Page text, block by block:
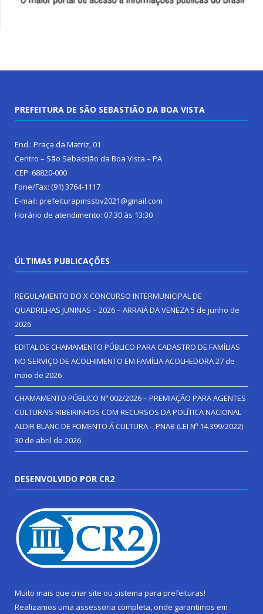
PREFEITURA DE SÃO SEBASTIÃO DA BOA VISTA
End.: Praça da Matriz, 01
Centro – São Sebastião da Boa Vista – PA
CEP: 68820-000
Fone/Fax: (91) 3764-1117
E-mail: prefeiturapmssbv2021@gmail.com
Horário de atendimento: 07:30 às 13:30
ÚLTIMAS PUBLICAÇÕES
REGULAMENTO DO X CONCURSO INTERMUNICIPAL DE
QUADRILHAS JUNINAS – 2026 – ARRAIÁ DA VENEZA5 de junho de
2026
EDITAL DE CHAMAMENTO PÚBLICO PARA CADASTRO DE FAMÍLIAS
NO SERVIÇO DE ACOLHIMENTO EM FAMÍLIA ACOLHEDORA27 de
maio de 2026
CHAMAMENTO PÚBLICO Nº 002/2026 – PREMIAÇÃO PARA AGENTES
CULTURAIS RIBEIRINHOS COM RECURSOS DA POLÍTICA NACIONAL
ALDIR BLANC DE FOMENTO Á CULTURA – PNAB (LEI Nº 14.399/2022)
30 de abril de 2026
DESENVOLVIDO POR CR2
Muito mais que criar site ou sistema para prefeituras!
Realizamos uma assessoria completa, onde garantimos em